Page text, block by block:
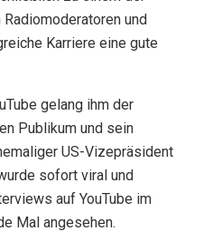
und
Karriere eine gute
gelang ihm der
Publikum und sein
US-Vizepräsident
sofort viral und
auf YouTube im
Mal angesehen.